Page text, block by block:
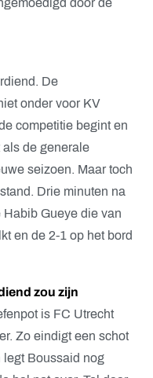
door de
De
onder voor KV
competitie begint en
als de generale
seizoen. Maar toch
Drie minuten na
Gueye die van
en de 2-1 op het bord
zou zijn
is FC Utrecht
Zo eindigt een schot
legt Boussaid nog